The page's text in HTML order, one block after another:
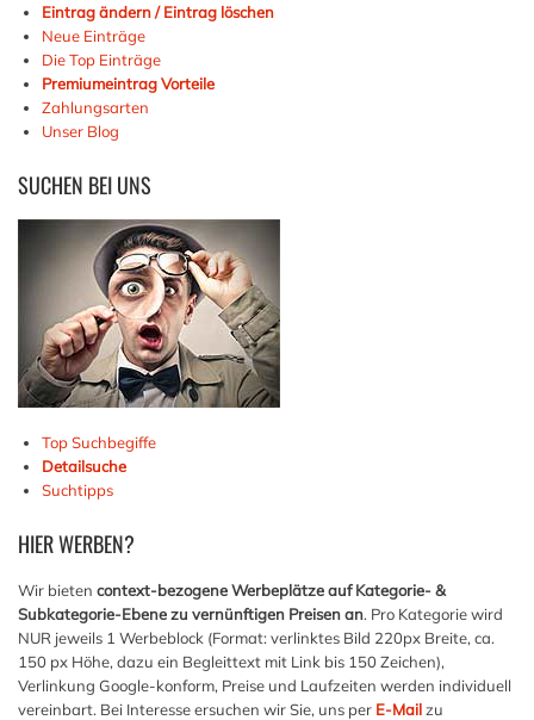
Eintrag ändern / Eintrag löschen
Neue Einträge
Die Top Einträge
Premiumeintrag Vorteile
Zahlungsarten
Unser Blog
SUCHEN BEI UNS
Top Suchbegiffe
Detailsuche
Suchtipps
HIERWERBEN?
Wir bieten context-bezogene Werbeplätze auf Kategorie- &
Subkategorie-Ebene zu vernünftigen Preisen an. Pro Kategorie wird
NUR jeweils 1 Werbeblock (Format: verlinktes Bild 220px Breite, ca.
150 px Höhe, dazu ein Begleittext mit Link bis 150 Zeichen),
Verlinkung Google-konform, Preise und Laufzeiten werden individuell
vereinbart. Bei Interesse ersuchen wir Sie, uns per E-Mailzu